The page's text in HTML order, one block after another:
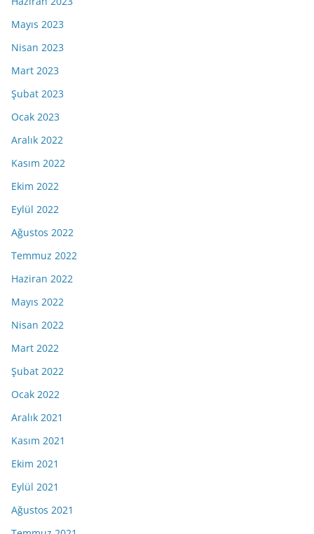
Mayıs 2023
Nisan 2023
Mart 2023
Şubat 2023
Ocak 2023
Aralık 2022
Kasım 2022
Ekim 2022
Eylül 2022
Ağustos 2022
Temmuz 2022
Haziran 2022
Mayıs 2022
Nisan 2022
Mart 2022
Şubat 2022
Ocak 2022
Aralık 2021
Kasım 2021
Ekim 2021
Eylül 2021
Ağustos 2021